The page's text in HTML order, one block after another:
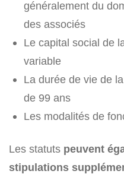
généralement du
des associés
Le capital social de
variable
La durée de vie de
de 99 ans
Les modalités de
Les statuts peuvent
stipulations